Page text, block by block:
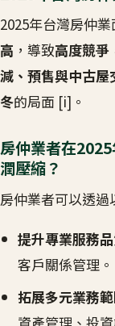
2025年台灣房仲
高 ，導致高度競爭
減、預售與中古屋
冬的局面 [i]。
房仲業者在
潤壓縮？
房仲業者可以透過
提升專業服務
客戶關係管理。
拓展多元業務